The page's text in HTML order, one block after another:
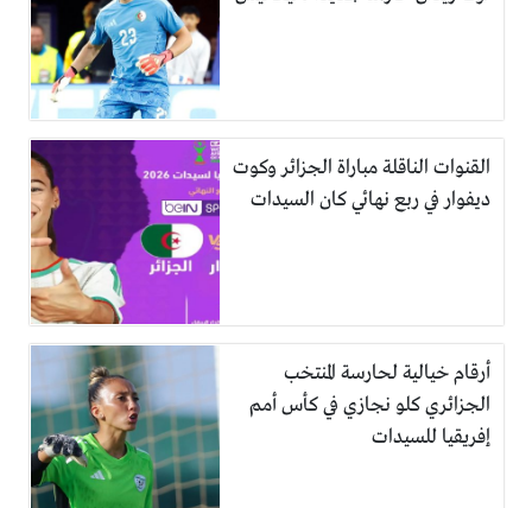
القنوات الناقلة مباراة الجزائر وكوت
ديفوار في ربع نهائي كان السيدات
أرقام خيالية لحارسة المنتخب
الجزائري كلو نجازي في كأس أمم
إفريقيا للسيدات